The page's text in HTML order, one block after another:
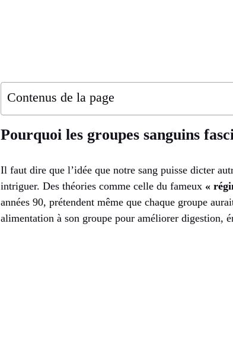
Contenus de la page
Pourquoi les groupes sanguins
Il faut dire que l’idée que notre sang puisse dicter
intriguer. Des théories comme celle du fameux «
années 90, prétendent même que chaque groupe
alimentation à son groupe pour améliorer digestion,